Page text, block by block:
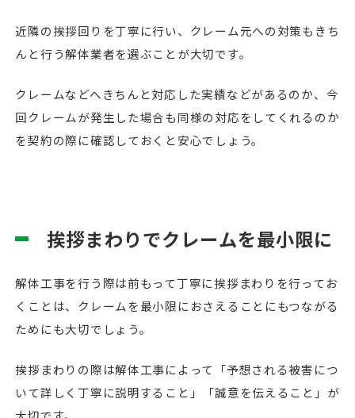
近隣の挨拶回りを丁寧に行い、クレーム元への対策もきち
んと行う解体業者を選ぶことが大切です。
クレームなどへきちんと対応した実績などがあるのか、今
回クレームが発生した場合も同様の対応をしてくれるのか
を契約の際に確認しておくと安心でしょう。
挨拶まわりでクレームを最小限に
解体工事を行う際は前もって丁寧に挨拶まわりを行ってお
くことは、クレームを最小限におさえることにもつながる
ためにも大切でしょう。
挨拶まわりの際は解体工事によって「予想される被害につ
いて詳しく丁寧に説明すること」「誠意を伝えること」が